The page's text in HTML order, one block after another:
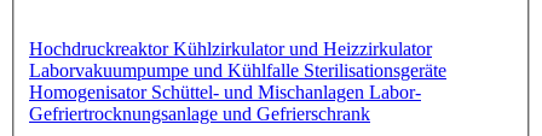
HochdruckreaktorKühlzirkulator und Heizzirkulator
Laborvakuumpumpe und Kühlfalle Sterilisationsgeräte
Homogenisator Schüttel- und Mischanlagen Labor-
Gefriertrocknungsanlage und Gefrierschrank